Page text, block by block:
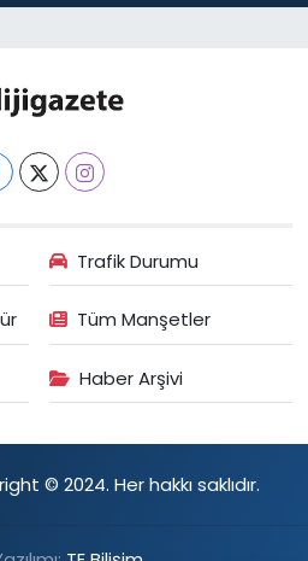
Trafik Durumu
Tüm Manşetler
Haber Arşivi
© 2024. Her hakkı saklıdır.